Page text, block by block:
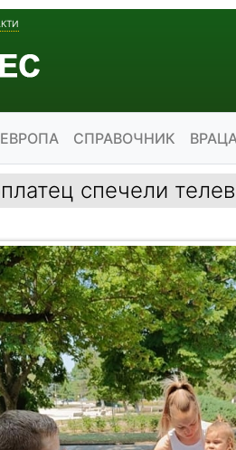
ЕВРОПА СПРАВОЧНИК
спечели